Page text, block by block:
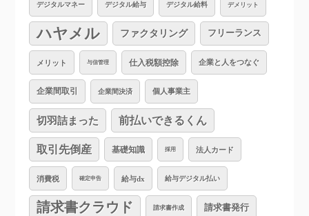
デジタルマネー デジタル給与 デジタル給料 デメリット
ハヤメル ファクタリング フリーランス
メリット 与信管理 仕入税額控除 企業と人をつなぐ
企業間取引 企業間決済 個人事業主
切羽詰まった 前払いできるくん
取引先倒産 基礎知識 採用 法人カード
消費税 確定申告 給与dx 給与デジタル払い
請求書クラウド 請求書作成 請求書発行